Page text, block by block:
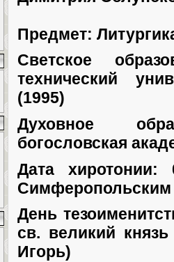
Предмет:
Светское
технический
(1995)
Духовное
богословская
Дата хиротонии:
День
св. великий
Игорь)